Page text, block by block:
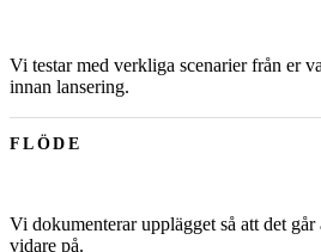
Vi testar med verkliga scenarier från er
innan lansering.
FLÖDE
Vi dokumenterar upplägget så att det
vidare på.